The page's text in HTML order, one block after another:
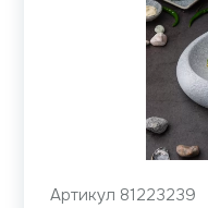
Артикул 81223239